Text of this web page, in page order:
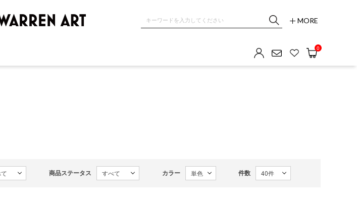
GREENROOM GALLERY MORE
0
商品ステータス カラー 件数